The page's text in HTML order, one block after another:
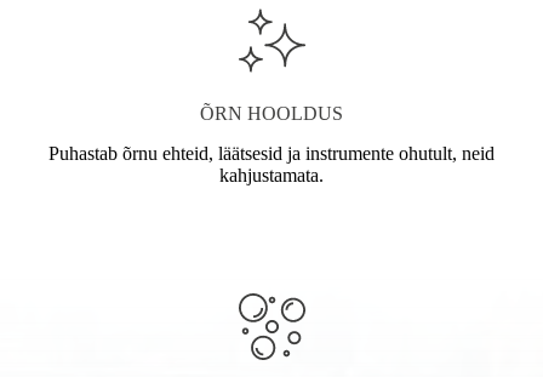
ÕRN HOOLDUS
Puhastab õrnu ehteid, läätsesid ja instrumente ohutult, neid
kahjustamata.